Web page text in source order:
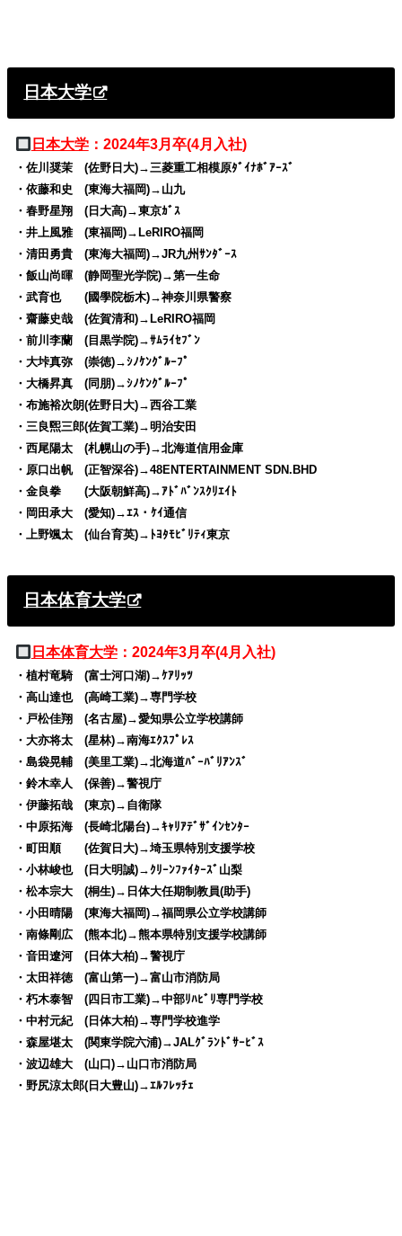
日本大学
日本大学：2024年3月卒(4月入社)
・佐川奨茉 (佐野日大)→三菱重工相模原ﾀﾞｲﾅﾎﾞｱｰｽﾞ
・依藤和史 (東海大福岡)→山九
・春野星翔 (日大高)→東京ｶﾞｽ
・井上風雅 (東福岡)→LeRIRO福岡
・清田勇貴 (東海大福岡)→JR九州ｻﾝﾀﾞｰｽ
・飯山尚暉 (静岡聖光学院)→第一生命
・武育也 (國學院栃木)→神奈川県警察
・齋藤史哉 (佐賀清和)→LeRIRO福岡
・前川李蘭 (目黒学院)→ｻﾑﾗｲｾﾌﾞﾝ
・大垰真弥 (崇徳)→ｼﾉｹﾝｸﾞﾙｰﾌﾟ
・大橋昇真 (同朋)→ｼﾉｹﾝｸﾞﾙｰﾌﾟ
・布施裕次朗(佐野日大)→西谷工業
・三良煕三郎(佐賀工業)→明治安田
・西尾陽太 (札幌山の手)→北海道信用金庫
・原口出帆 (正智深谷)→48ENTERTAINMENT SDN.BHD
・金良拳 (大阪朝鮮高)→ｱﾄﾞﾊﾞﾝｽｸﾘｴｲﾄ
・岡田承大 (愛知)→ｴｽ・ｹｲ通信
・上野颯太 (仙台育英)→ﾄﾖﾀﾓﾋﾞﾘﾃｨ東京
日本体育大学
日本体育大学：2024年3月卒(4月入社)
・植村竜騎 (富士河口湖)→ｹｱﾘｯﾂ
・高山達也 (高崎工業)→専門学校
・戸松佳翔 (名古屋)→愛知県公立学校講師
・大亦将太 (星林)→南海ｴｸｽﾌﾟﾚｽ
・島袋晃輔 (美里工業)→北海道ﾊﾞｰﾊﾞﾘｱﾝｽﾞ
・鈴木幸人 (保善)→警視庁
・伊藤拓哉 (東京)→自衛隊
・中原拓海 (長崎北陽台)→ｷｬﾘｱﾃﾞｻﾞｲﾝｾﾝﾀｰ
・町田順 (佐賀日大)→埼玉県特別支援学校
・小林峻也 (日大明誠)→ｸﾘｰﾝﾌｧｲﾀｰｽﾞ山梨
・松本宗大 (桐生)→日体大任期制教員(助手)
・小田晴陽 (東海大福岡)→福岡県公立学校講師
・南條剛広 (熊本北)→熊本県特別支援学校講師
・音田遼河 (日体大柏)→警視庁
・太田祥徳 (富山第一)→富山市消防局
・朽木泰智 (四日市工業)→中部ﾘﾊﾋﾞﾘ専門学校
・中村元紀 (日体大柏)→専門学校進学
・森屋堪太 (関東学院六浦)→JALｸﾞﾗﾝﾄﾞｻｰﾋﾞｽ
・波辺雄大 (山口)→山口市消防局
・野尻涼太郎(日大豊山)→ｴﾙﾌﾚｯﾁｪ